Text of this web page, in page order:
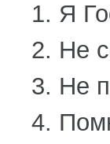
1. Я
2. Не
3. Не
4.